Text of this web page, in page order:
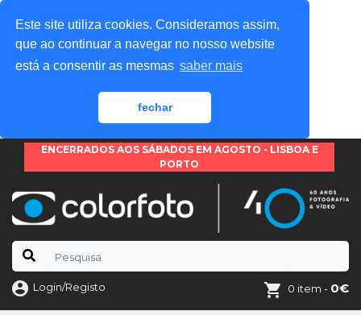
Este site utiliza cookies. Consideramos assim,
que ao continuar a navegar no nosso website
está a consentir as mesmas saber mais
fechar
ENCERRADOS AOS SÁBADOS EM AGOSTO - LISBOA E
PORTO
Login/Registo 0 item - 0€